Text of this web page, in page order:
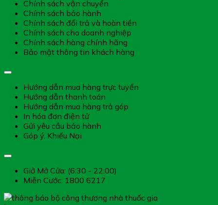
Chính sách vận chuyển
Chính sách bảo hành
Chính sách đổi trả và hoàn tiền
Chính sách cho doanh nghiệp
Chính sách hàng chính hãng
Bảo mật thông tin khách hàng
Hướng dẫn mua hàng trực tuyến
Hướng dẫn thanh toán
Hướng dẫn mua hàng trả góp
In hóa đơn điện tử
Gửi yêu cầu bảo hành
Góp ý, Khiếu Nại
Giở Mở Cửa: (6:30 - 22:00)
Miễn Cước: 1800 6217